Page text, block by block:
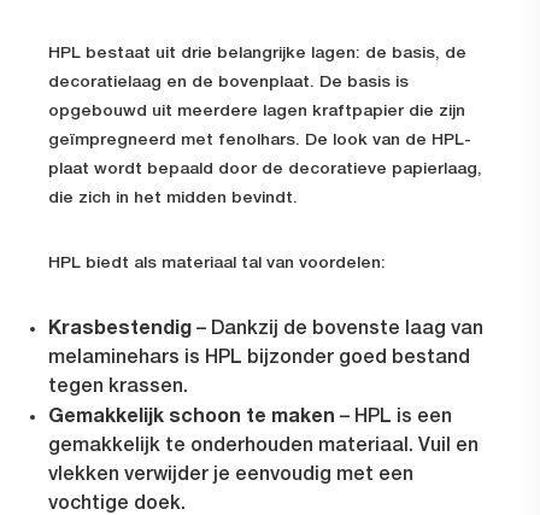
HPL bestaat uit drie belangrijke lagen: de basis, de
decoratielaag en de bovenplaat. De basis is
opgebouwd uit meerdere lagen kraftpapier die zijn
geïmpregneerd met fenolhars. De look van de HPL-
plaat wordt bepaald door de decoratieve papierlaag,
die zich in het midden bevindt.
HPL biedt als materiaal tal van voordelen:
Krasbestendig – Dankzij de bovenste laag van
melaminehars is HPL bijzonder goed bestand
tegen krassen.
Gemakkelijk schoon te maken – HPL is een
gemakkelijk te onderhouden materiaal. Vuil en
vlekken verwijder je eenvoudig met een
vochtige doek.